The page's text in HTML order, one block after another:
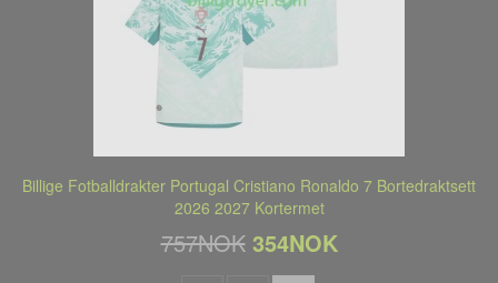
Billige Fotballdrakter Portugal Cristiano Ronaldo 7 Bortedraktsett
2026 2027 Kortermet
757NOK 354NOK